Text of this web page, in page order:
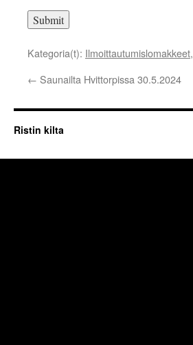
Kategoria(t): Ilmoittautumislomakkeet,
← Saunailta Hvittorpissa 30.5.2024
Ristin kilta